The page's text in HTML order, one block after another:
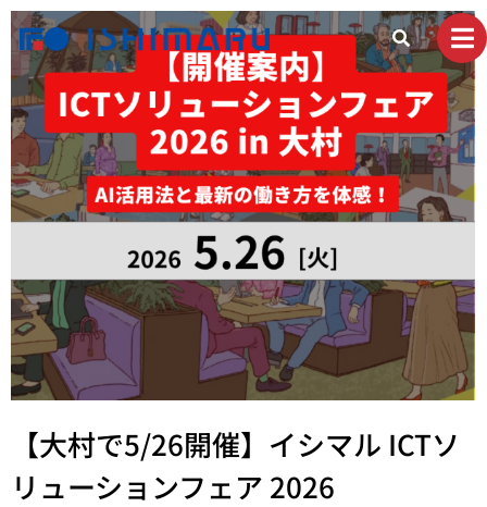
【大村で5/26開催】イシマル ICTソ
リューションフェア 2026